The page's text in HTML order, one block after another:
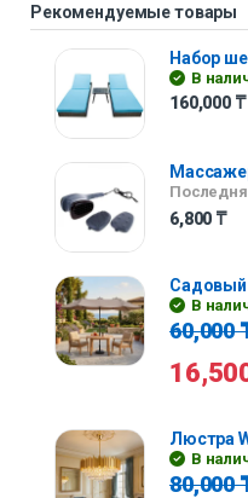
Рекомендуемые товары
Набор
В
160,000 ₸
6,800 ₸
Садовый
В
60,000
Люстра
В
80,000